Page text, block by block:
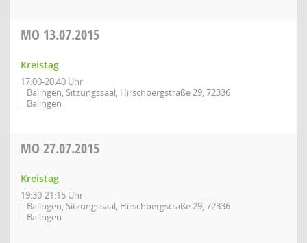
MO 13.07.2015
Kreistag
17:00-20:40 Uhr
Balingen, Sitzungssaal, Hirschbergstraße 29, 72336
Balingen
MO 27.07.2015
Kreistag
19:30-21:15 Uhr
Balingen, Sitzungssaal, Hirschbergstraße 29, 72336
Balingen